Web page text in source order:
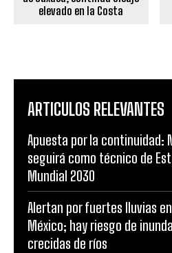
elevado en la Costa
ARTICULOS RELEVANTES
Apuesta por la continuidad:
seguirá como técnico de
Mundial 2030
Alertan por fuertes lluvias
México; hay riesgo de
crecidas de ríos